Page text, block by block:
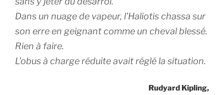
Dans un nuage de vapeur, l’Haliotischassa sur
son erre en geignant comme un cheval blessé.
Rien à faire.
L’obus à charge réduite avait réglé la situation.
Rudyard Kipling,